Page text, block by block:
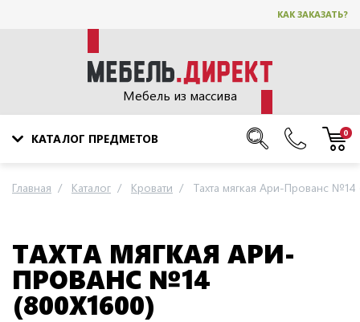
КАК ЗАКАЗАТЬ?
Мебель из массива
КАТАЛОГ ПРЕДМЕТОВ 0
Главная Каталог Кровати Тахта мягкая Ари-Прованс №14
ТАХТА МЯГКАЯ АРИ-
ПРОВАНС №14
(800Х1600)